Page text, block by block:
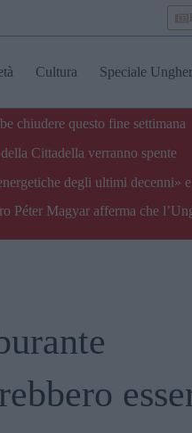
Cultura Speciale
chiudere questo fine settimana
Cittadella verranno spente
degli ultimi decenni»
Magyar afferma che